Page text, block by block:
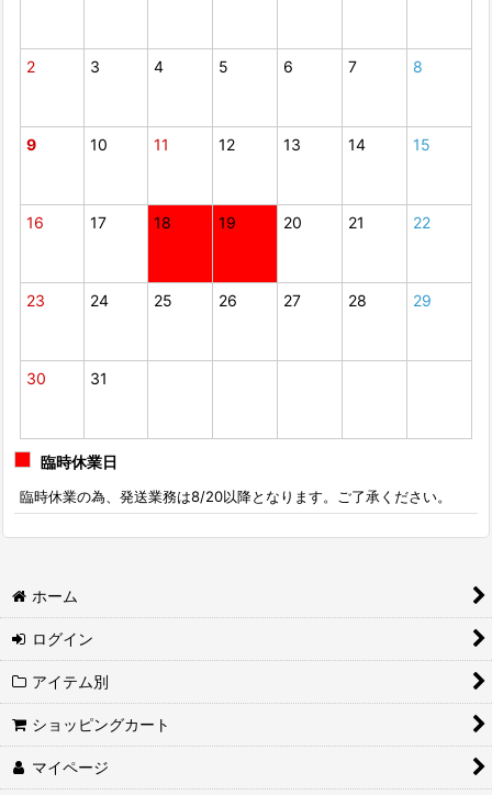
2 3 4 5 6 7 8
9 10 11 12 13 14 15
16 17 18 19 20 21 22
23 24 25 26 27 28 29
30 31
臨時休業日
臨時休業の為、発送業務は8/20以降となります。ご了承ください。
ホーム
ログイン
アイテム別
ショッピングカート
マイページ